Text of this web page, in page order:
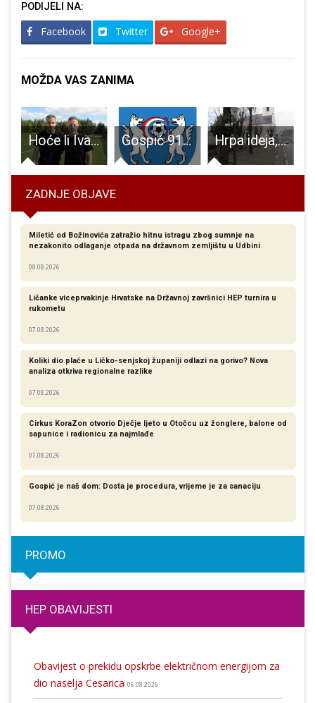
PODIJELI NA:
Facebook Twitter Google+
MOŽDA VAS ZANIMA
Hoće li Ivan Smolčić u prvom nastupu za reprezentaciju odmah i na teren? Gospić 91 poražen kod Velog Vrha, poražena i Novalja, Otočac slavio Hrpa ideja, a vremena i dokumenata malo
ZADNJE OBJAVE
Miletić od Božinovića zatražio hitnu istragu zbog sumnje na
nezakonito odlaganje otpada na državnom zemljištu u Udbini
08.08.2026
Ličanke viceprvakinje Hrvatske na Državnoj završnici HEP turnira u
rukometu
07.08.2026
Koliki dio plaće u Ličko-senjskoj županiji odlazi na gorivo? Nova
analiza otkriva regionalne razlike​
07.08.2026
Cirkus KoraZon otvorio Dječje ljeto u Otočcu uz žonglere, balone od
sapunice i radionicu za najmlađe
07.08.2026
Gospić je naš dom: Dosta je procedura, vrijeme je za sanaciju
07.08.2026
PROMO
HEP OBAVIJESTI
Obavijest o prekidu opskrbe električnom energijom za
dio naselja Cesarica 06.08.2026